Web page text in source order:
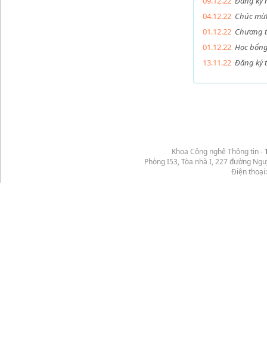
04.12.22 Chúc
01.12.22 Chương
01.12.22 Học
13.11.22 Đăng ký
Khoa Công nghệ Thông tin -
Phòng I53, Tòa nhà I, 227 đường
Điện